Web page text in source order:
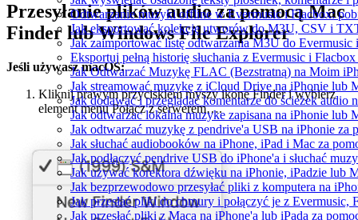
Odtwarzanie muzyki offline w Evermusic i Flacbox:
Jak eksportować kolekcję utworów do M3U, CSV i
Jak zaimportować listę odtwarzania M3U do Evermusic
Eksportuj pełną historię słuchania z Evermusic i
Jak Odtwarzać Muzykę FLAC (Bezstratną) na Moim
Jak streamować muzykę z iCloud Drive na iPhonie lub
Jak dodawać i przeglądać komentarze do ścieżek
Jak odtwarzac lokalna muzyke zapisana na iPhonie lub
Jak odtwarzać muzykę z pendrive'a USB na iPhonie
Jak słuchać audiobooków na iPhone, iPad i Mac za
Jak podłączyć pendrive USB do iPhone'a i słuchać
Jak używać korektora dźwięku na iPhonie, iPadzie lub
Jak bezprzewodowo przesyłać pliki z komputera na
Jak przesłać pliki do chmury i połączyć je z Evermusic,
Jak przesłać pliki z Maca na iPhone'a lub iPada za
Przesyłanie plików audio za pomocą Mac
Finder lub Windows File Explorer
Jeśli używasz macOS:
Kliknij prawym przyciskiem myszy ikonę Finder i wybierz
element menu Połącz z serwerem….